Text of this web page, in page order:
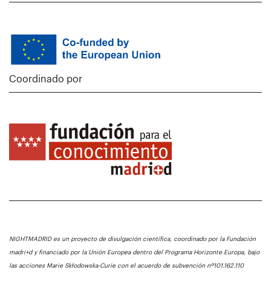
Coordinado por
NIGHTMADRID es un proyecto de divulgación científica, coordinado por la Fundación
madri+d y financiado por la Unión Europea dentro del Programa Horizonte Europa, bajo
las acciones Marie Skłodowska-Curie con el acuerdo de subvención nº101.162.110